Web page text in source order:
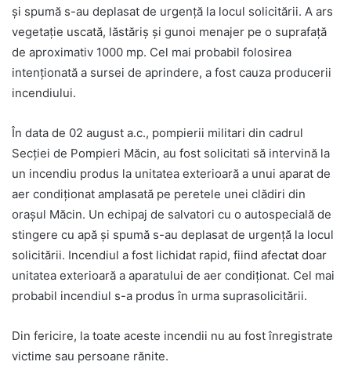
și spumă s-au deplasat de urgență la locul solicitării. A ars
vegetație uscată, lăstăriș și gunoi menajer pe o suprafață
de aproximativ 1000 mp. Cel mai probabil folosirea
intenționată a sursei de aprindere, a fost cauza producerii
incendiului.
În data de 02 august a.c., pompierii militari din cadrul
Secției de Pompieri Măcin, au fost solicitati să intervină la
un incendiu produs la unitatea exterioară a unui aparat de
aer condiționat amplasată pe peretele unei clădiri din
orașul Măcin. Un echipaj de salvatori cu o autospecială de
stingere cu apă și spumă s-au deplasat de urgență la locul
solicitării. Incendiul a fost lichidat rapid, fiind afectat doar
unitatea exterioară a aparatului de aer condiționat. Cel mai
probabil incendiul s-a produs în urma suprasolicitării.
Din fericire, la toate aceste incendii nu au fost înregistrate
victime sau persoane rănite.